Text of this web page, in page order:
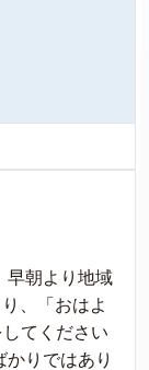
早朝より地域
、「おはよ
てください
かりではあり